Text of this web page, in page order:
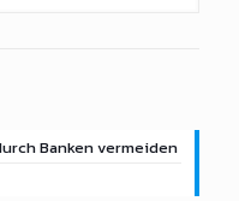
Banken vermeiden